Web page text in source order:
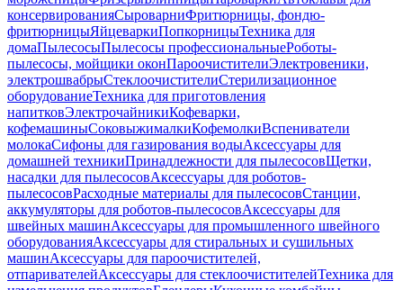
консервированияСыроварниФритюрницы, фондю-
фритюрницыЯйцеваркиПопкорницыТехника для
домаПылесосыПылесосы профессиональныеРоботы-
пылесосы, мойщики оконПароочистителиЭлектровеники,
электрошвабрыСтеклоочистителиСтерилизационное
оборудованиеТехника для приготовления
напитковЭлектрочайникиКофеварки,
кофемашиныСоковыжималкиКофемолкиВспениватели
молокаСифоны для газирования водыАксессуары для
домашней техникиПринадлежности для пылесосовЩетки,
насадки для пылесосовАксессуары для роботов-
пылесосовРасходные материалы для пылесосовСтанции,
аккумуляторы для роботов-пылесосовАксессуары для
швейных машинАксессуары для промышленного швейного
оборудованияАксессуары для стиральных и сушильных
машинАксессуары для пароочистителей,
отпаривателейАксессуары для стеклоочистителейТехника для